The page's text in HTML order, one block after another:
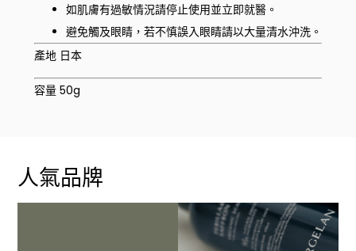
如肌膚有過敏情況請停止使用並立即就醫。
避免觸及眼睛，若不慎誤入眼睛請以大量清水沖洗。
產地 日本
容量 50g
人氣品牌